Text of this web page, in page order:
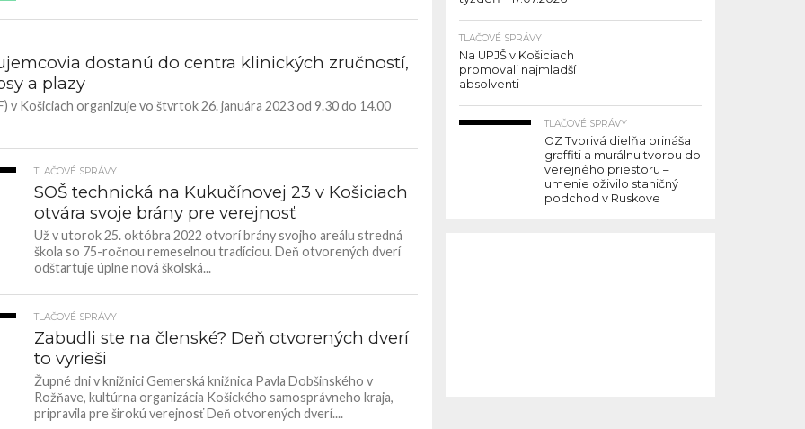
dostanú do centra klinických zručností,
a plazy
Košiciach organizuje vo štvrtok 26. januára 2023 od 9.30 do 14.00
TLAČOVÉ SPRÁVY
SOŠ technická na Kukučínovej 23 v Košiciach
otvára svoje brány pre verejnosť
Už v utorok 25. októbra 2022 otvorí brány svojho areálu stredná
škola so 75-ročnou remeselnou tradíciou. Deň otvorených dverí
odštartuje úplne nová školská...
TLAČOVÉ SPRÁVY
Zabudli ste na členské? Deň otvorených dverí
to vyrieši
Župné dni v knižnici Gemerská knižnica Pavla Dobšinského v
Rožňave, kultúrna organizácia Košického samosprávneho kraja,
pripravila pre širokú verejnosť Deň otvorených dverí....
TLAČOVÉ SPRÁVY
Na UPJŠ v Košiciach
promovali najmladší
absolventi
TLAČOVÉ SPRÁVY
OZ Tvorivá dielňa prináša
graffiti a murálnu tvorbu do
verejného priestoru –
umenie oživilo staničný
podchod v Ruskove